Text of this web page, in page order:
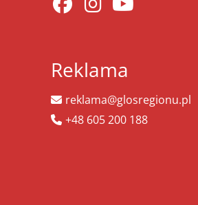
Reklama
reklama@glosregionu.pl
+48 605 200 188